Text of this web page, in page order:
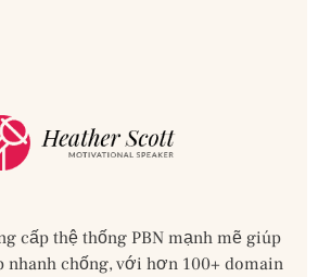
cấp thệ thống PBN mạnh mẽ giúp
nhanh chống, với hơn 100+ domain